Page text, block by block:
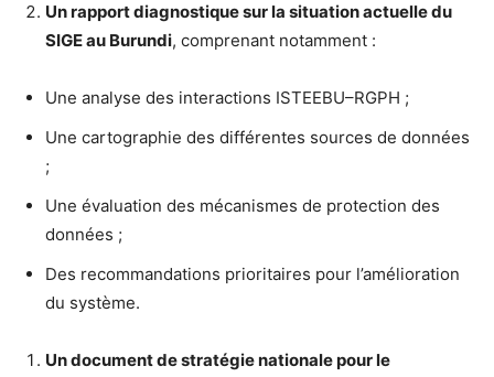
Un rapport diagnostique sur la situation actuelle du
SIGE au Burundi, comprenant notamment :
Une analyse des interactions ISTEEBU–RGPH ;
Une cartographie des différentes sources de données
;
Une évaluation des mécanismes de protection des
données ;
Des recommandations prioritaires pour l’amélioration
du système.
Un document de stratégie nationale pour le